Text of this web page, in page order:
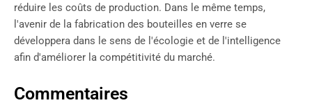
réduire les coûts de production. Dans le même temps,
l'avenir de la fabrication des bouteilles en verre se
développera dans le sens de l'écologie et de l'intelligence
afin d'améliorer la compétitivité du marché.
Commentaires